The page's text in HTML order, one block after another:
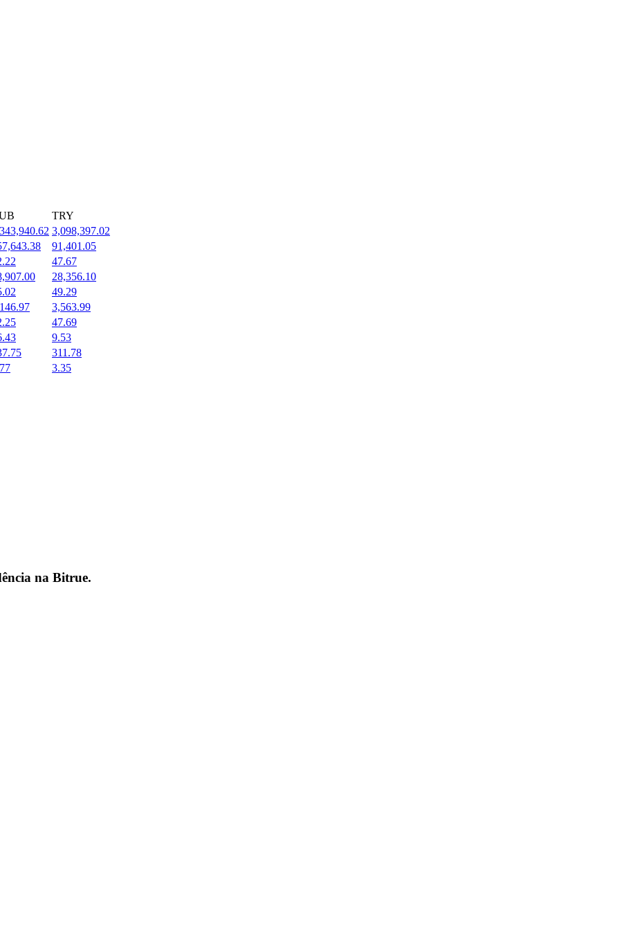
TRY
3,098,397.02
91,401.05
47.67
28,356.10
49.29
3,563.99
47.69
9.53
311.78
3.35
na Bitrue.